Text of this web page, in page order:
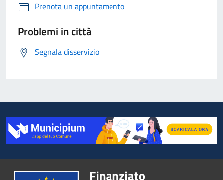
Prenota un appuntamento
Problemi in città
Segnala disservizio